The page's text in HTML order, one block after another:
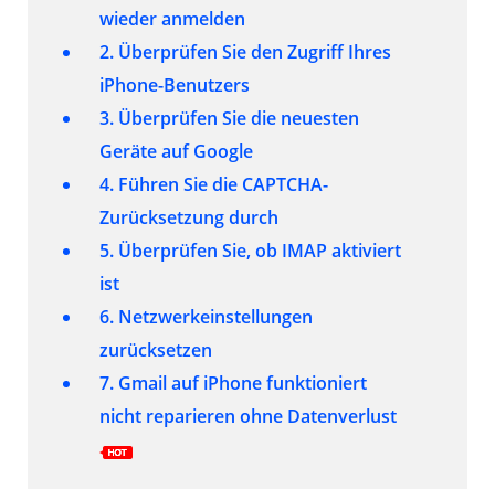
wieder anmelden
2. Überprüfen Sie den Zugriff Ihres
iPhone-Benutzers
3. Überprüfen Sie die neuesten
Geräte auf Google
4. Führen Sie die CAPTCHA-
Zurücksetzung durch
5. Überprüfen Sie, ob IMAP aktiviert
ist
6. Netzwerkeinstellungen
zurücksetzen
7. Gmail auf iPhone funktioniert
nicht reparieren ohne Datenverlust